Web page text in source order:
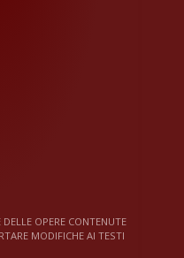
OPERE CONTENUTE
MODIFICHE AI TESTI